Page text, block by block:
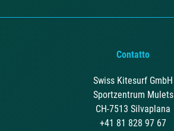
Contatto
Swiss Kitesurf GmbH
Sportzentrum Mulets
CH-7513 Silvaplana
+41 81 828 97 67